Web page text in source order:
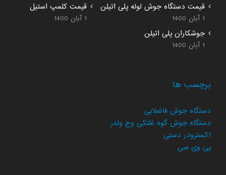
قیمت دستگاه جوش لوله پلی اتیلن
1 آبان 1400
قیمت کلمپ استیل
1 آبان 1400
جوشکاران پلی اتیلن
1 آبان 1400
برچسب ها
دستگاه جوش فاضلابی
دستگاه جوش گوه غلتکی وج ولدر
اکسترودر دستی
پی وی سی